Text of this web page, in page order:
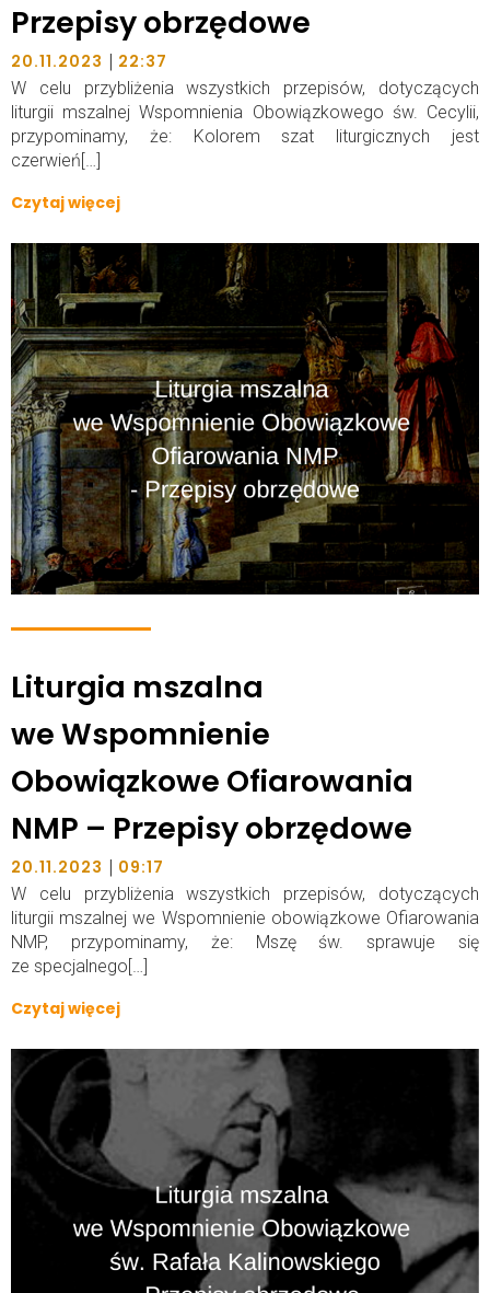
Przepisy obrzędowe
20.11.2023 | 22:37
W celu przybliżenia wszystkich przepisów, dotyczących
liturgii mszalnej Wspomnienia Obowiązkowego św. Cecylii,
przypominamy, że: Kolorem szat liturgicznych jest
czerwień[…]
Czytaj więcej
Liturgia mszalna
we Wspomnienie
Obowiązkowe Ofiarowania
NMP – Przepisy obrzędowe
20.11.2023 | 09:17
W celu przybliżenia wszystkich przepisów, dotyczących
liturgii mszalnej we Wspomnienie obowiązkowe Ofiarowania
NMP, przypominamy, że: Mszę św. sprawuje się
ze specjalnego[…]
Czytaj więcej